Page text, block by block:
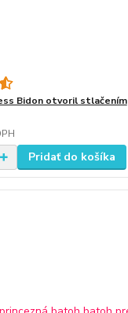
Bidon otvoril stlačením
Pridať do košíka